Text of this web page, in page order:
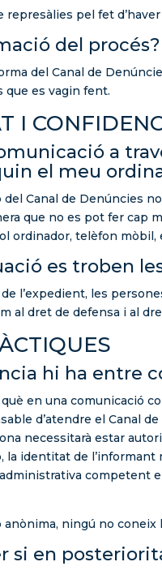
represàlies pel fet
del procés?
del Canal de
que es vagin fent.
I
a
el meu
del Canal de Denúncies
que no es pot fer cap
ordinador, telèfon mòbil,
es troben
l’expedient, les
al dret de defensa i al
hi ha entre
en una comunicació
d’atendre el Canal
necessitarà estar
la identitat de
competent
anònima, ningú no
si en